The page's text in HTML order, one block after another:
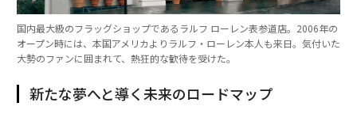
国内最大級のフラッグショップであるラルフ ローレン表参道店。2006年の
オープン時には、本国アメリカよりラルフ・ローレン本人も来日。気付いた
大勢のファンに囲まれて、熱狂的な歓待を受けた。
新たな夢へと導く未来のロードマップ